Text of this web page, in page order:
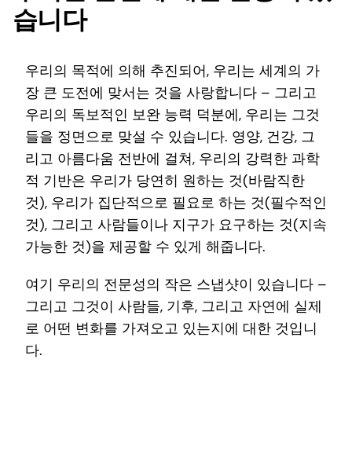
습니다
우리의 목적에 의해 추진되어, 우리는 세계의 가
장 큰 도전에 맞서는 것을 사랑합니다 – 그리고
우리의 독보적인 보완 능력 덕분에, 우리는 그것
들을 정면으로 맞설 수 있습니다. 영양, 건강, 그
리고 아름다움 전반에 걸쳐, 우리의 강력한 과학
적 기반은 우리가 당연히 원하는 것(바람직한
것), 우리가 집단적으로 필요로 하는 것(필수적인
것), 그리고 사람들이나 지구가 요구하는 것(지속
가능한 것)을 제공할 수 있게 해줍니다.
여기 우리의 전문성의 작은 스냅샷이 있습니다 –
그리고 그것이 사람들, 기후, 그리고 자연에 실제
로 어떤 변화를 가져오고 있는지에 대한 것입니
다.